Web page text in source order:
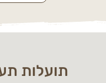
תועלות